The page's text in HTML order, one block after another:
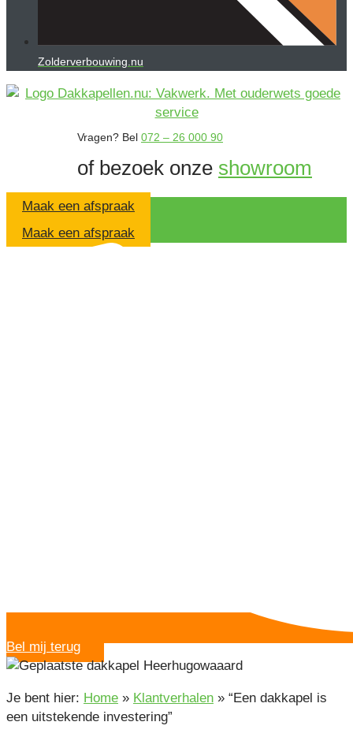
Zolderverbouwing.nu
Vragen? Bel 072 – 26 000 90
of bezoek onze showroom
Maak een afspraak
Maak een afspraak
Bel mij terug
Je bent hier: Home » Klantverhalen » “Een dakkapel is
een uitstekende investering”